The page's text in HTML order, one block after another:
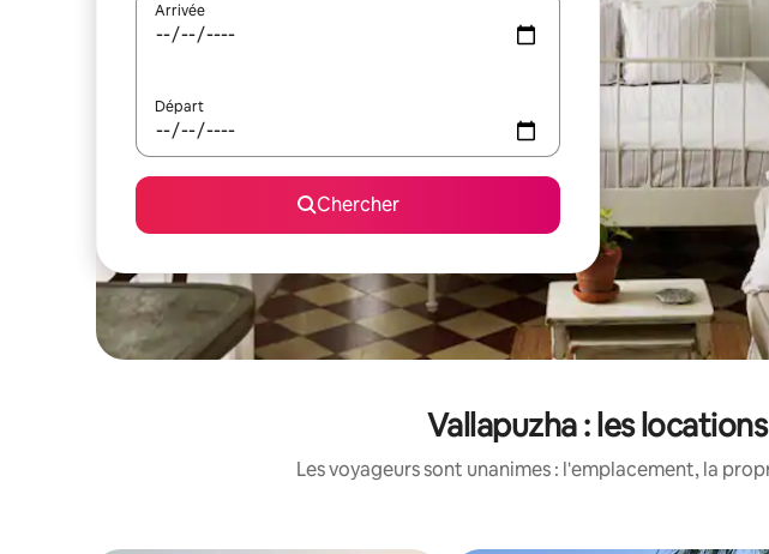
Arrivée
Départ
Chercher
Vallapuzha : les
Les voyageurs sont unanimes : l'emplacement, la